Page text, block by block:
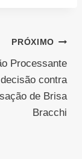
PRÓXIMO
Processante
contra
de Brisa
Bracchi